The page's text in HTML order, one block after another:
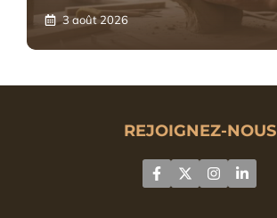
3 août 2026
REJOIGNEZ-NOUS